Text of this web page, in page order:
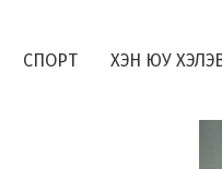
СПОРТ ХЭН ЮУ